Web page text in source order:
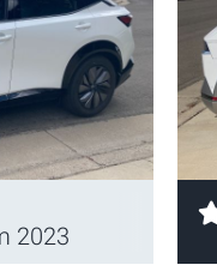
2023